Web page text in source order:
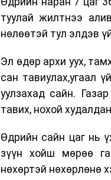
туулай жилтнээ
нөлөөтэй тул элдэв
Эл өдөр архи уух,
сан тавиулах,угаал
уулзахад сайн.
тавих, нохой
Өдрийн сайн цаг нь
зүүн хойш мөрөө
нөхөртэй нөхөрлөнө